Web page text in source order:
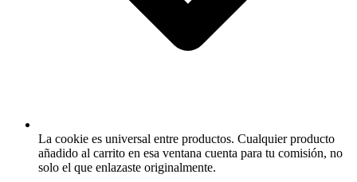
La cookie es universal entre productos. Cualquier producto
añadido al carrito en esa ventana cuenta para tu comisión, no
solo el que enlazaste originalmente.